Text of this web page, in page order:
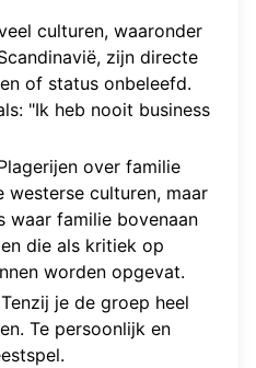
culturen, waaronder
zijn directe
of status onbeleefd.
"Ik heb nooit business
over familie
westerse culturen, maar
waar familie bovenaan
die als kritiek op
worden opgevat.
Tenzij je de groep heel
Te persoonlijk en